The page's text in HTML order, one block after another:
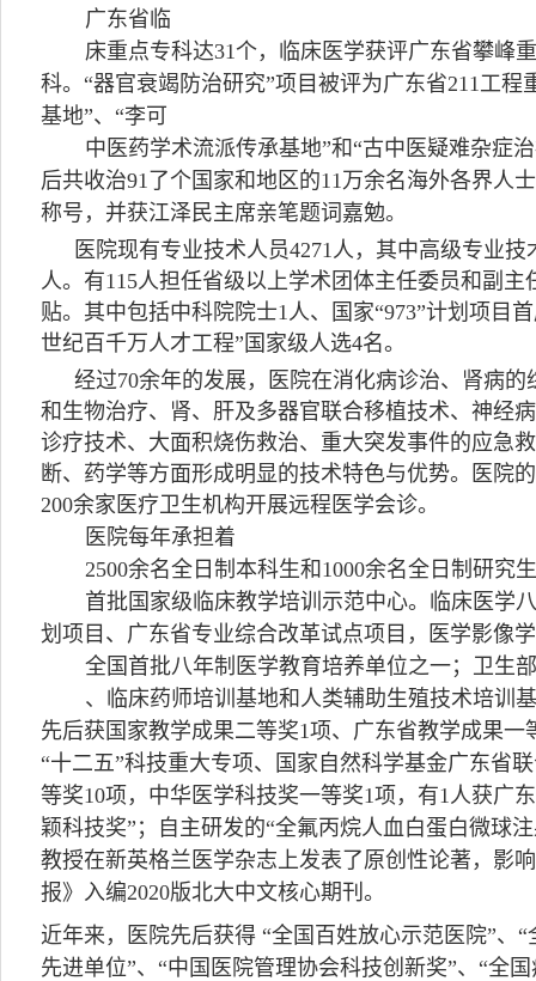
广东省临
床重点专科达31个，临床医学获评广东省攀峰
科。“器官衰竭防治研究”项目被评为广东省211工
基地”、“李可
中医药学术流派传承基地”和“古中医疑难杂症
后共收治91了个国家和地区的11万余名海外各界人
称号，并获江泽民主席亲笔题词嘉勉。
医院现有专业技术人员4271人，其中高级专业
人。有115人担任省级以上学术团体主任委员和副
贴。其中包括中科院院士1人、国家“973”计划项目
世纪百千万人才工程”国家级人选4名。
经过70余年的发展，医院在消化病诊治、肾病
和生物治疗、肾、肝及多器官联合移植技术、神经
诊疗技术、大面积烧伤救治、重大突发事件的应急
断、药学等方面形成明显的技术特色与优势。医院
200余家医疗卫生机构开展远程医学会诊。
医院每年承担着
2500余名全日制本科生和1000余名全日制研究
首批国家级临床教学培训示范中心。临床医学
划项目、广东省专业综合改革试点项目，医学影像
全国首批八年制医学教育培养单位之一；卫生
、临床药师培训基地和人类辅助生殖技术培训
先后获国家教学成果二等奖1项、广东省教学成果
“十二五”科技重大专项、国家自然科学基金广东省
等奖10项，中华医学科技奖一等奖1项，有1人获广
颖科技奖”；自主研发的“全氟丙烷人血白蛋白微球
教授在新英格兰医学杂志上发表了原创性论著，影
报》入编2020版北大中文核心期刊。
近年来，医院先后获得 “全国百姓放心示范医院”、
先进单位”、“中国医院管理协会科技创新奖”、“全